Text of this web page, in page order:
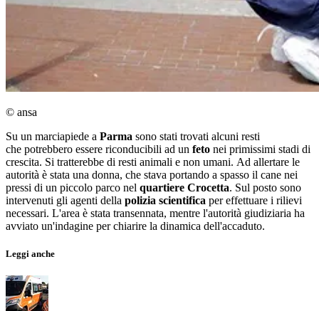
© ansa
Su un marciapiede a Parma sono stati trovati alcuni resti
che potrebbero essere riconducibili ad un feto nei primissimi stadi di
crescita. Si tratterebbe di resti animali e non umani. Ad allertare le
autorità è stata una donna, che stava portando a spasso il cane nei
pressi di un piccolo parco nel quartiere Crocetta. Sul posto sono
intervenuti gli agenti della polizia scientifica per effettuare i rilievi
necessari. L'area è stata transennata, mentre l'autorità giudiziaria ha
avviato un'indagine per chiarire la dinamica dell'accaduto.
Leggi anche